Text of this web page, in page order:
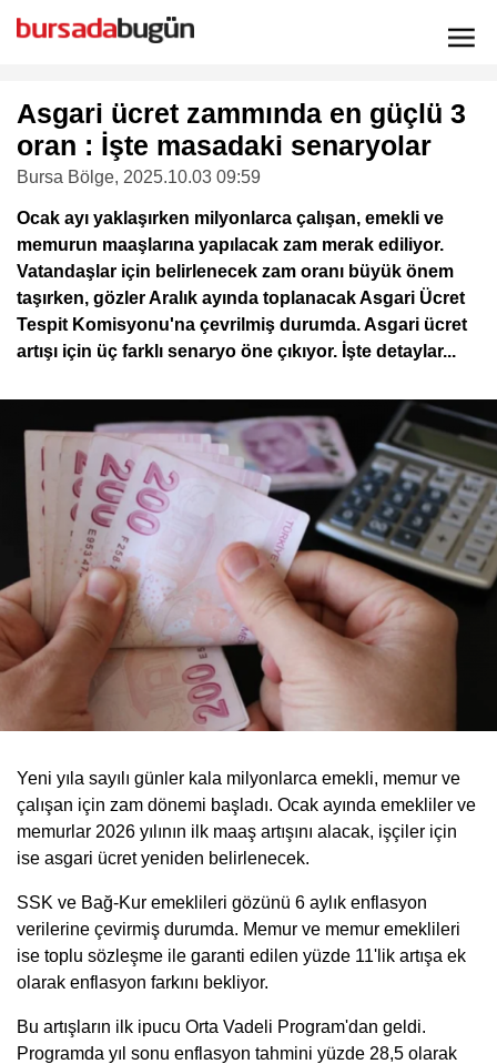
Asgari ücret zammında en güçlü 3
oran : İşte masadaki senaryolar
Bursa Bölge, 2025.10.03 09:59
Ocak ayı yaklaşırken milyonlarca çalışan, emekli ve
memurun maaşlarına yapılacak zam merak ediliyor.
Vatandaşlar için belirlenecek zam oranı büyük önem
taşırken, gözler Aralık ayında toplanacak Asgari Ücret
Tespit Komisyonu'na çevrilmiş durumda. Asgari ücret
artışı için üç farklı senaryo öne çıkıyor. İşte detaylar...
Yeni yıla sayılı günler kala milyonlarca emekli, memur ve
çalışan için zam dönemi başladı. Ocak ayında emekliler ve
memurlar 2026 yılının ilk maaş artışını alacak, işçiler için
ise asgari ücret yeniden belirlenecek.
SSK ve Bağ-Kur emeklileri gözünü 6 aylık enflasyon
verilerine çevirmiş durumda. Memur ve memur emeklileri
ise toplu sözleşme ile garanti edilen yüzde 11'lik artışa ek
olarak enflasyon farkını bekliyor.
Bu artışların ilk ipucu Orta Vadeli Program'dan geldi.
Programda yıl sonu enflasyon tahmini yüzde 28,5 olarak